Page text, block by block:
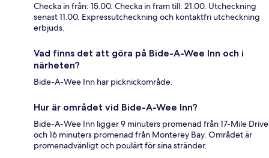
Checka in från: 15.00. Checka in fram till: 21.00. Utcheckning
senast 11.00. Expressutcheckning och kontaktfri utcheckning
erbjuds.
Vad finns det att göra på Bide-A-Wee Inn och i
närheten?
Bide-A-Wee Inn har picknickområde.
Hur är området vid Bide-A-Wee Inn?
Bide-A-Wee Inn ligger 9 minuters promenad från 17-Mile Drive
och 16 minuters promenad från Monterey Bay. Området är
promenadvänligt och poulärt för sina stränder.